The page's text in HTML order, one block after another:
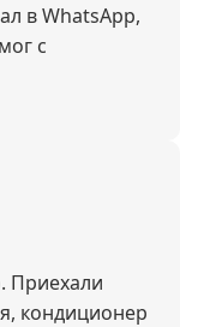
в WhatsApp,
с
Приехали
кондиционер